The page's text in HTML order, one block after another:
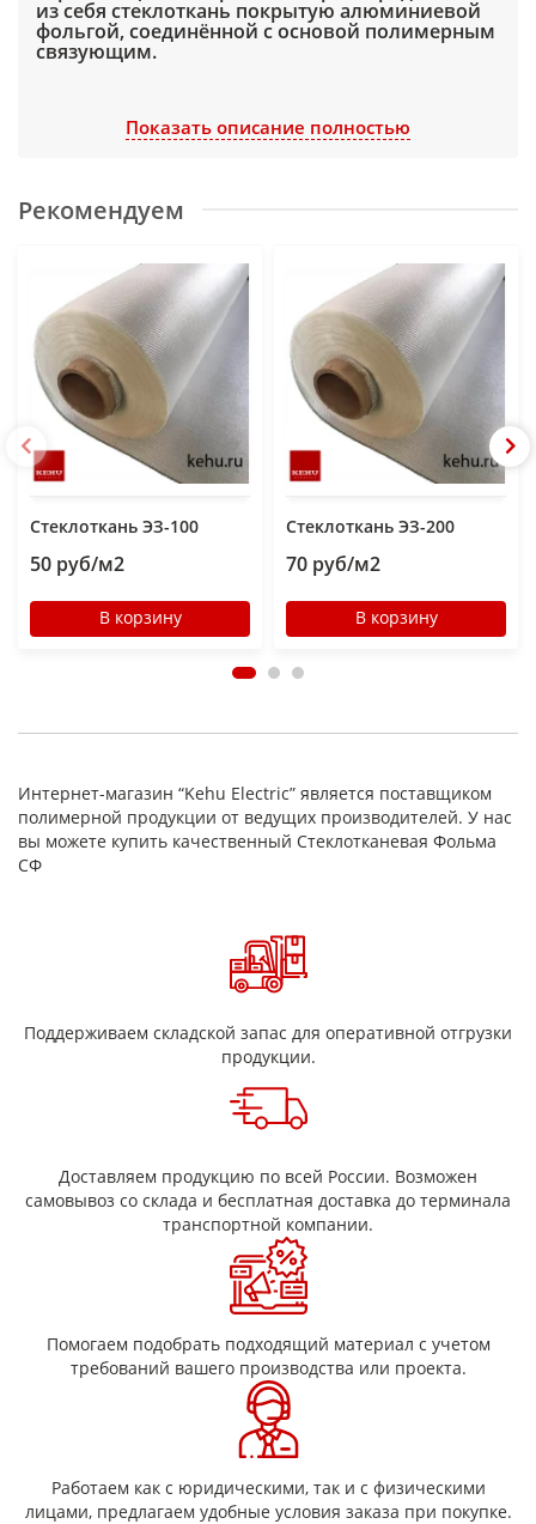
из себя стеклоткань покрытую алюминиевой
фольгой, соединённой с основой полимерным
связующим.
трудногорючим материалам (Г1), термостоек,
устойчив к воздействию грибков и плесени,
небольшой толщине (принцип термоса), не
подвержен коррозии, гниению, и воздействию
Показать описание полностью
Рекомендуем
Стеклоткань ЭЗ-100
50 руб/м2
В корзину
Стеклоткань ЭЗ-200
70 руб/м2
В корзину
Интернет-магазин “Kehu Electric” является поставщиком
полимерной продукции от ведущих производителей. У нас
вы можете купить качественный Стеклотканевая Фольма
СФ
Поддерживаем складской запас для оперативной отгрузки
продукции.
Доставляем продукцию по всей России. Возможен
самовывоз со склада и бесплатная доставка до терминала
транспортной компании.
Помогаем подобрать подходящий материал с учетом
требований вашего производства или проекта.
Работаем как с юридическими, так и с физическими
лицами, предлагаем удобные условия заказа при покупке.